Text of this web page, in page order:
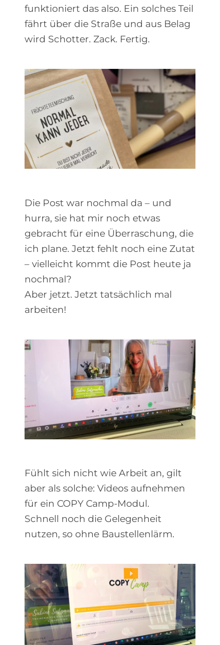
funktioniert das also. Ein solches Teil
fährt über die Straße und aus Belag
wird Schotter. Zack. Fertig.
Die Post war nochmal da – und
hurra, sie hat mir noch etwas
gebracht für eine Überraschung, die
ich plane. Jetzt fehlt noch eine Zutat
– vielleicht kommt die Post heute ja
nochmal?
Aber jetzt. Jetzt tatsächlich mal
arbeiten!
Fühlt sich nicht wie Arbeit an, gilt
aber als solche: Videos aufnehmen
für ein COPY Camp-Modul.
Schnell noch die Gelegenheit
nutzen, so ohne Baustellenlärm.